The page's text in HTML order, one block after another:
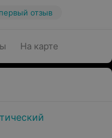
отзыв
На карте